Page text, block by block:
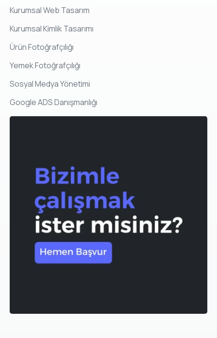
Kurumsal Web Tasarım
Kurumsal Kimlik Tasarımı
Ürün Fotoğrafçılığı
Yemek Fotoğrafçılığı
Sosyal Medya Yönetimi
Google ADS Danışmanlığı